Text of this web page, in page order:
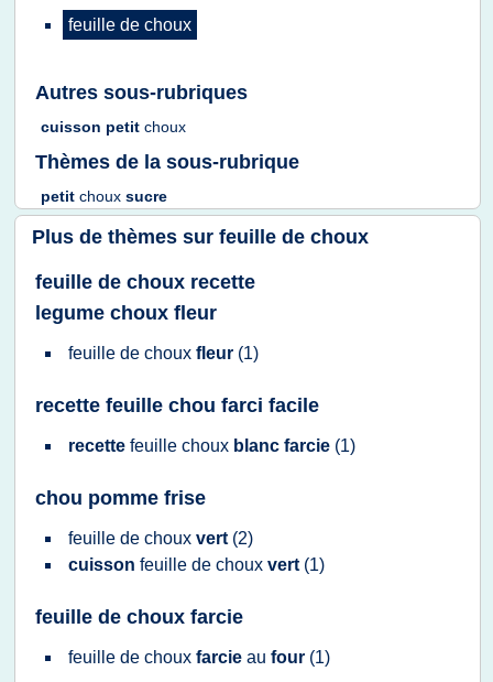
feuille de choux
Autres sous-rubriques
cuisson petit choux
Thèmes de la sous-rubrique
petit choux sucre
Plus de thèmes sur feuille de choux
feuille de choux recette
legume choux fleur
feuille de choux fleur (1)
recette feuille chou farci facile
recette feuille choux blanc farcie (1)
chou pomme frise
feuille de choux vert (2)
cuisson feuille de choux vert (1)
feuille de choux farcie
feuille de choux farcie au four (1)